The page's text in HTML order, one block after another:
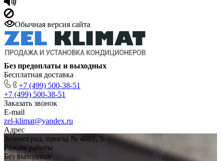
Обычная версия сайта
Без предоплаты и выходных
Бесплатная доставка
+7 (499) 500-38-51
+7 (499) 500-38-51
Заказать звонок
E-mail
zel-klimat@yandex.ru
Адрес
Зеленоград, проезд № 4801, 5
Режим работы
Без выходных